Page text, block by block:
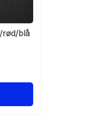
rød/blå